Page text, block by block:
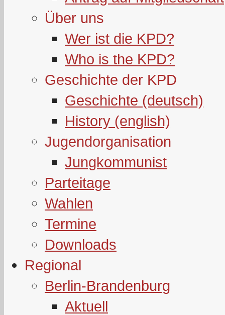
Über uns
Wer ist die KPD?
Who is the KPD?
Geschichte der KPD
Geschichte (deutsch)
History (english)
Jugendorganisation
Jungkommunist
Parteitage
Wahlen
Termine
Downloads
Regional
Berlin-Brandenburg
Aktuell